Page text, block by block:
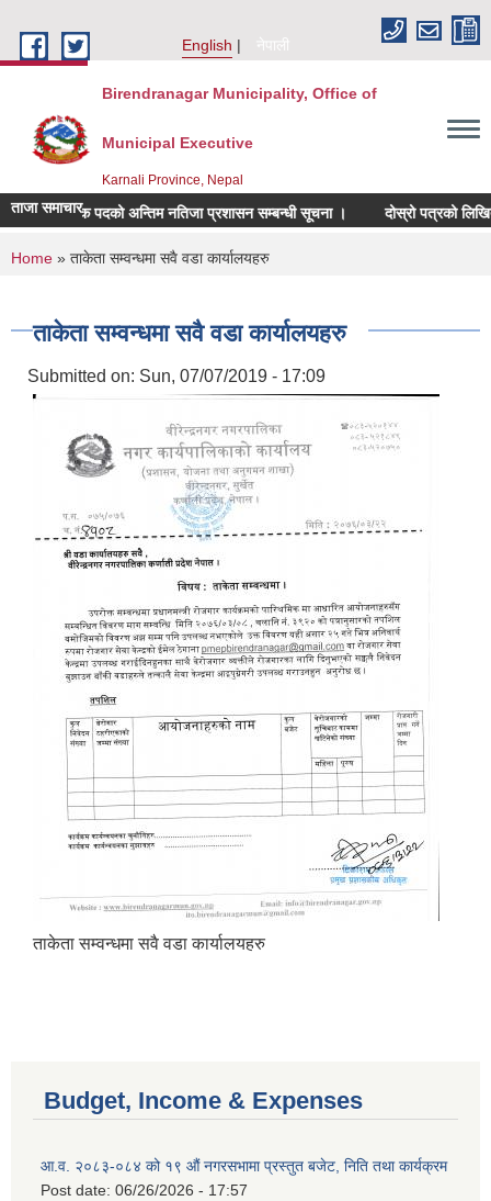
English
नेपाली
Birendranagar Municipality, Office of
Municipal Executive
Karnali Province, Nepal
ताजा समाचार
शिक्षक पदको अन्तिम नतिजा प्रशासन सम्बन्धी सूचना । दोस्रो पत्रको लिखित
You are here
Home » ताकेता सम्वन्धमा सवै वडा कार्यालयहरु
ताकेता सम्वन्धमा सवै वडा कार्यालयहरु
Submitted on: Sun, 07/07/2019 - 17:09
ताकेता सम्वन्धमा सवै वडा कार्यालयहरु
Budget, Income & Expenses
आ.व. २०८३-०८४ को १९ औं नगरसभामा प्रस्तुत बजेट, निति तथा कार्यक्रम
Post date: 06/26/2026 - 17:57